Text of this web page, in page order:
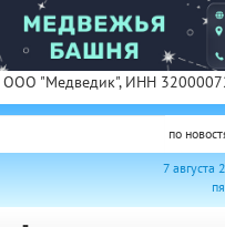
ООО "Медведик", ИНН
по
7 августа